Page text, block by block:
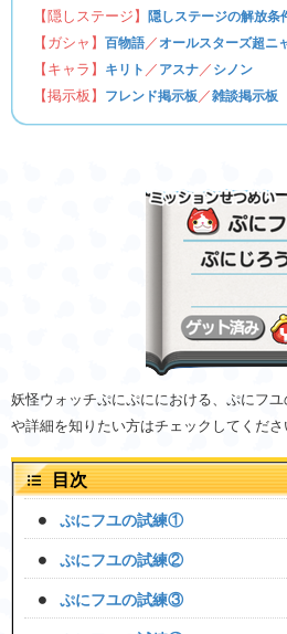
【隠しステージ】 隠しステージの解放条
【ガシャ】 百物語／オールスターズ超ニ
【キャラ】 キリト ／アスナ／シノン
【掲示板】 フレンド掲示板／雑談掲示板
妖怪ウォッチぷにぷににおける、ぷにフ
や詳細を知りたい方はチェックしてくだ
目次
ぷにフユの試練①
ぷにフユの試練②
ぷにフユの試練③